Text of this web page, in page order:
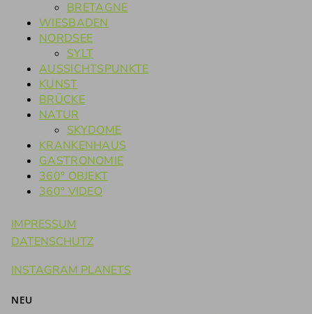
BRETAGNE
WIESBADEN
NORDSEE
SYLT
AUSSICHTSPUNKTE
KUNST
BRÜCKE
NATUR
SKYDOME
KRANKENHAUS
GASTRONOMIE
360° OBJEKT
360° VIDEO
IMPRESSUM
DATENSCHUTZ
INSTAGRAM PLANETS
NEU